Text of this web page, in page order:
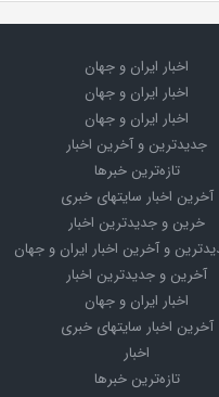
اخبار ایران و جهان
اخبار ایران و جهان
اخبار ایران و جهان
جدیدترین و آخرین اخبار
تازه‌ترین خبرها
آخرین اخبار سایتهای خبری
خرین و جدیدترین اخبار
و آخرین اخبار ایران و جهان
آخرین و جدیدترین اخبار
اخبار ایران و جهان
آخرین اخبار سایتهای خبری
اخبار
تازه‌ترین خبرها